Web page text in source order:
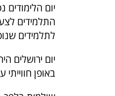
יום
התלמידים
לתלמידים
יום ירושלים
באופן